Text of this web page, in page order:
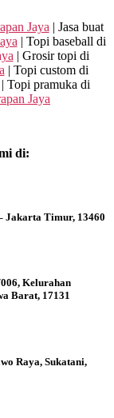
Jaya | Jasa buat
| Topi baseball di
| Grosir topi di
| Topi custom di
| Topi pramuka di
Jaya
di:
Jakarta Timur, 13460
Kelurahan
Barat, 17131
Raya, Sukatani,